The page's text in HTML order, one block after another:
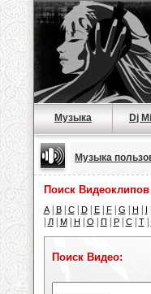
Музыка Dj
Музыка
Поиск
A| B| C| D| E| F| G H I
Л| М| Н О П Р| С| Т|
Поиск Видео: